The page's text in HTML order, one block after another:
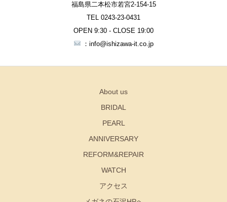
福島県二本松市若宮2-154-15
TEL 0243-23-0431
OPEN 9:30 - CLOSE 19:00
：info@ishizawa-it.co.jp
About us
BRIDAL
PEARL
ANNIVERSARY
REFORM&REPAIR
WATCH
アクセス